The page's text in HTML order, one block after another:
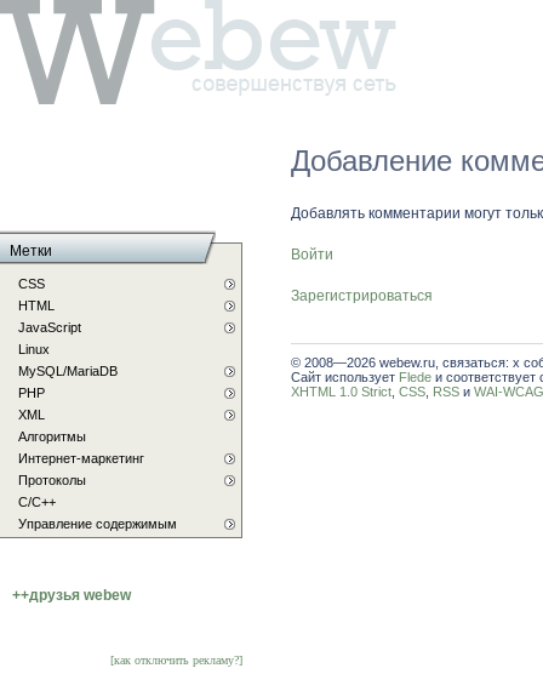
Добавление
Добавлять комментарии могут
Войти
Зарегистрироваться
© 2008—2026 webew.ru, связаться: x
Сайт использует Flede и соответствует
XHTML 1.0 Strict CSS RSS и WAI-
Метки
CSS
HTML
JavaScript
Linux
MySQL/MariaDB
PHP
XML
Алгоритмы
Интернет-маркетинг
Протоколы
С/C++
Управление содержимым
++друзья webew
[как отключить рекламу?]